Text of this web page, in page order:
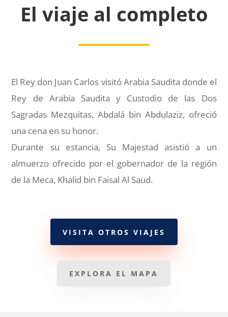
El viaje al completo
El Rey don Juan Carlos visitó Arabia Saudita donde el
Rey de Arabia Saudita y Custodio de las Dos
Sagradas Mezquitas, Abdalá bin Abdulaziz, ofreció
una cena en su honor.
Durante su estancia, Su Majestad asistió a un
almuerzo ofrecido por el gobernador de la región
de la Meca, Khalid bin Faisal Al Saud.
VISITA OTROS VIAJES
EXPLORA EL MAPA